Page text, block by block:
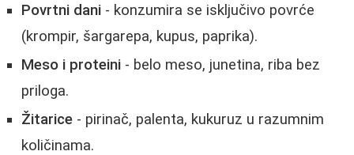
Povrtni dani - konzumira se isključivo povrće
(krompir, šargarepa, kupus, paprika).
Meso i proteini - belo meso, junetina, riba bez
priloga.
Žitarice - pirinač, palenta, kukuruz u razumnim
količinama.